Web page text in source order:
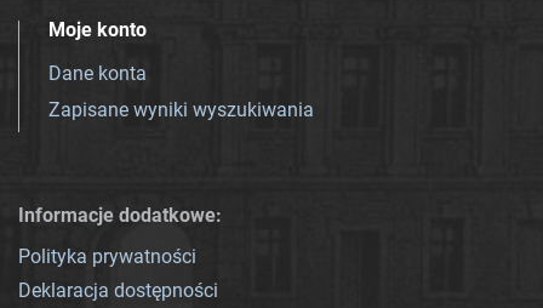
Moje konto
Dane konta
Zapisane wyniki wyszukiwania
Informacje dodatkowe:
Polityka prywatności
Deklaracja dostępności